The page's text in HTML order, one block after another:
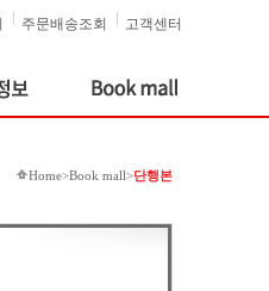
고객센터
주문배송조회
Home>Book mall>단행본